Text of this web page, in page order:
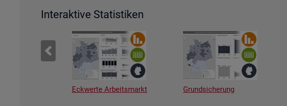
Interaktive Statistiken
Eckwerte Arbeitsmarkt Grundsicherung